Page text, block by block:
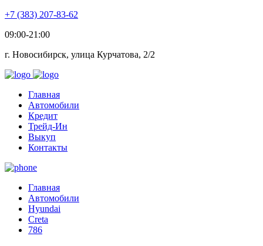
+7 (383) 207-83-62
09:00-21:00
г. Новосибирск, улица Курчатова, 2/2
Главная
Автомобили
Кредит
Трейд-Ин
Выкуп
Контакты
Главная
Автомобили
Hyundai
Creta
786